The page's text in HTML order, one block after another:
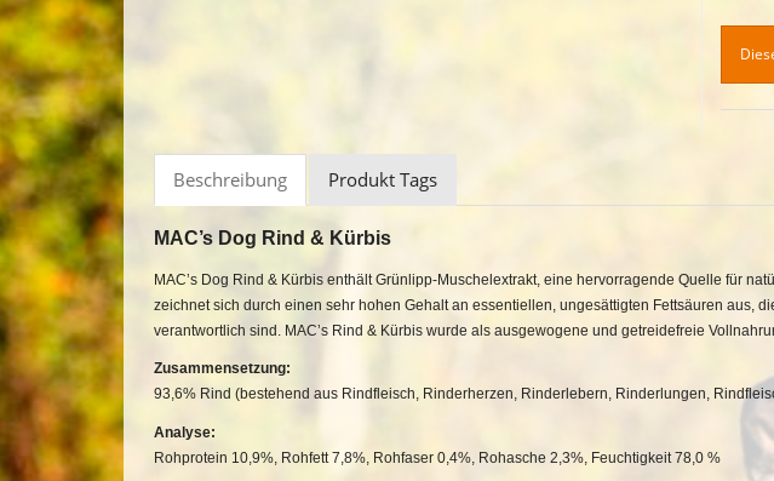
Beschreibung Produkt Tags
MAC’s Dog Rind & Kürbis
MAC’s Dog Rind & Kürbis enthält Grünlipp-Muschelextrakt, eine hervorragende Quelle für
zeichnet sich durch einen sehr hohen Gehalt an essentiellen, ungesättigten Fettsäuren aus,
verantwortlich sind. MAC’s Rind & Kürbis wurde als ausgewogene und getreidefreie
Zusammensetzung:
93,6% Rind (bestehend aus Rindfleisch, Rinderherzen, Rinderlebern, Rinderlungen,
Analyse:
Rohprotein 10,9%, Rohfett 7,8%, Rohfaser 0,4%, Rohasche 2,3%, Feuchtigkeit 78,0 %